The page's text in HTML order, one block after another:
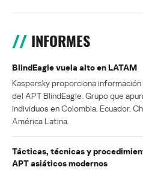
INFORMES
BlindEagle vuela alto en LATAM
Kaspersky proporciona
del APT BlindEagle. Grupo que
individuos en Colombia, Ecuador,
América Latina.
Tácticas, técnicas y
APT asiáticos modernos